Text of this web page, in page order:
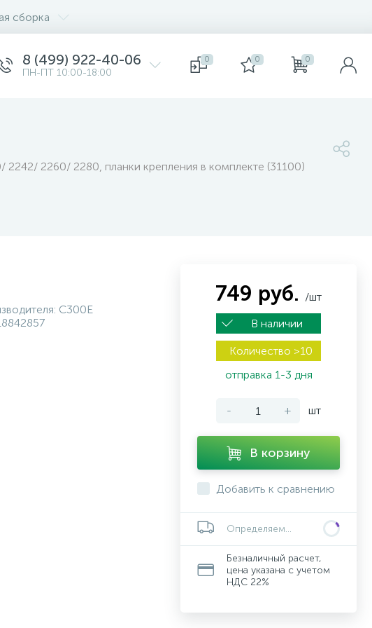
сборка
8 (499) 922-40-06
ПН-ПТ 10:00-18:00
0 0 0
2260/ 2280, планки крепления в комплекте (31100)
C300E
749 руб. /шт
В наличии
Количество >10
отправка 1-3 дня
- + шт
В корзину
Добавить к сравнению
Определяем...
Безналичный расчет,
цена указана с учетом
НДС 22%